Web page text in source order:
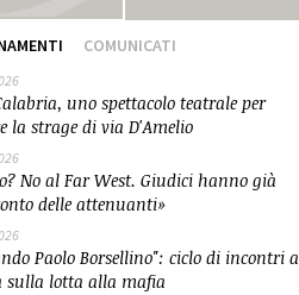
COMUNICATI
uno spettacolo teatrale per
la strage di via D'Amelio
No al Far West. Giudici hanno già
delle attenuanti»
Paolo Borsellino": ciclo di incontri a
sulla lotta alla mafia